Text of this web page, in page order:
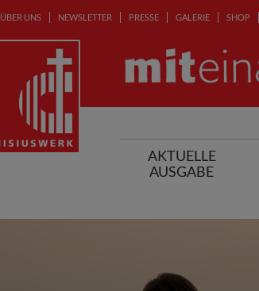
ÜBER UNS NEWSLETTER PRESSE GALERIE SHOP
AKTUELLE
AUSGABE